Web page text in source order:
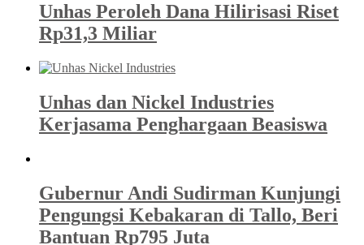
Unhas Peroleh Dana Hilirisasi Riset
Rp31,3 Miliar
Unhas dan Nickel Industries
Kerjasama Penghargaan Beasiswa
Gubernur Andi Sudirman Kunjungi
Pengungsi Kebakaran di Tallo, Beri
Bantuan Rp795 Juta